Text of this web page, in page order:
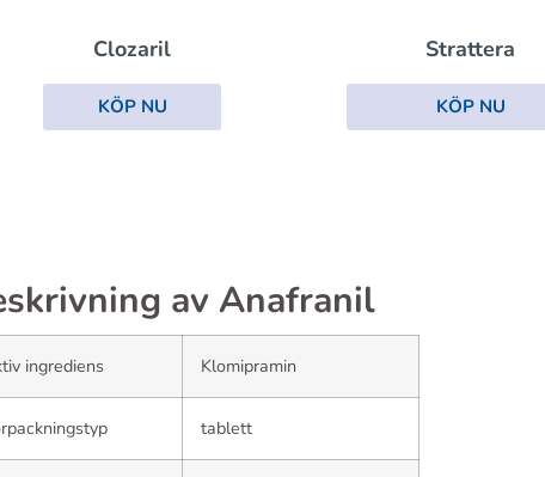
Clozaril
KÖP NU
Strattera
KÖP NU
av Anafranil
ingrediens Klomipramin
tablett